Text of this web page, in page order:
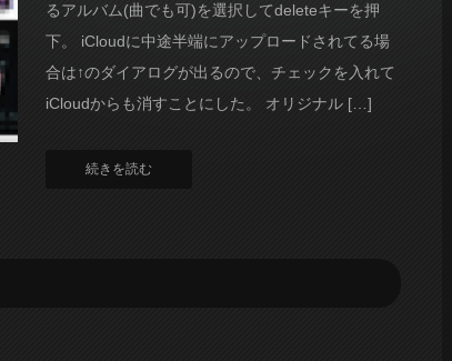
るアルバム(曲でも可)を選択してdeleteキーを押
下。 iCloudに中途半端にアップロードされてる場
合は↑のダイアログが出るので、チェックを入れて
iCloudからも消すことにした。 オリジナル […]
続きを読む